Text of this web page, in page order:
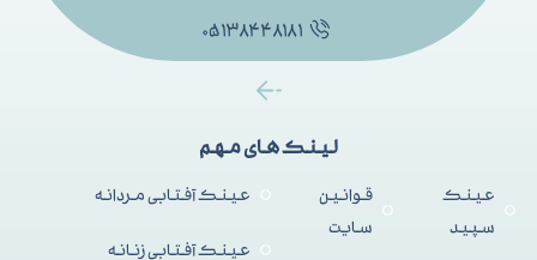
لینک های مهم
عینک
سپید
قوانین
سایت
عینک آفتابی مردانه
عینک آفتابی زنانه
۰۵۱۳۸۴۴۸۱۸۱